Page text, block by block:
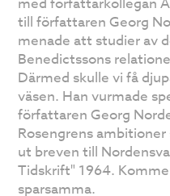
till författaren Georg
menade att studier av
Benedictssons
Därmed skulle vi få
väsen. Han vurmade
författaren Georg
Rosengrens
ut breven till
Tidskrift" 1964.
sparsamma.